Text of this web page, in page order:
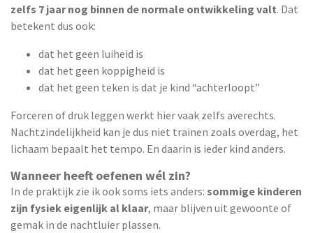
zelfs 7 jaar nog binnen de normale ontwikkeling valt. Dat
betekent dus ook:
dat het geen luiheid is
dat het geen koppigheid is
dat het geen teken is dat je kind “achterloopt”
Forceren of druk leggen werkt hier vaak zelfs averechts.
Nachtzindelijkheid kan je dus niet trainen zoals overdag, het
lichaam bepaalt het tempo. En daarin is ieder kind anders.
Wanneer heeft oefenen wél zin?
In de praktijk zie ik ook soms iets anders: sommige kinderen
zijn fysiek eigenlijk al klaar, maar blijven uit gewoonte of
gemak in de nachtluier plassen.